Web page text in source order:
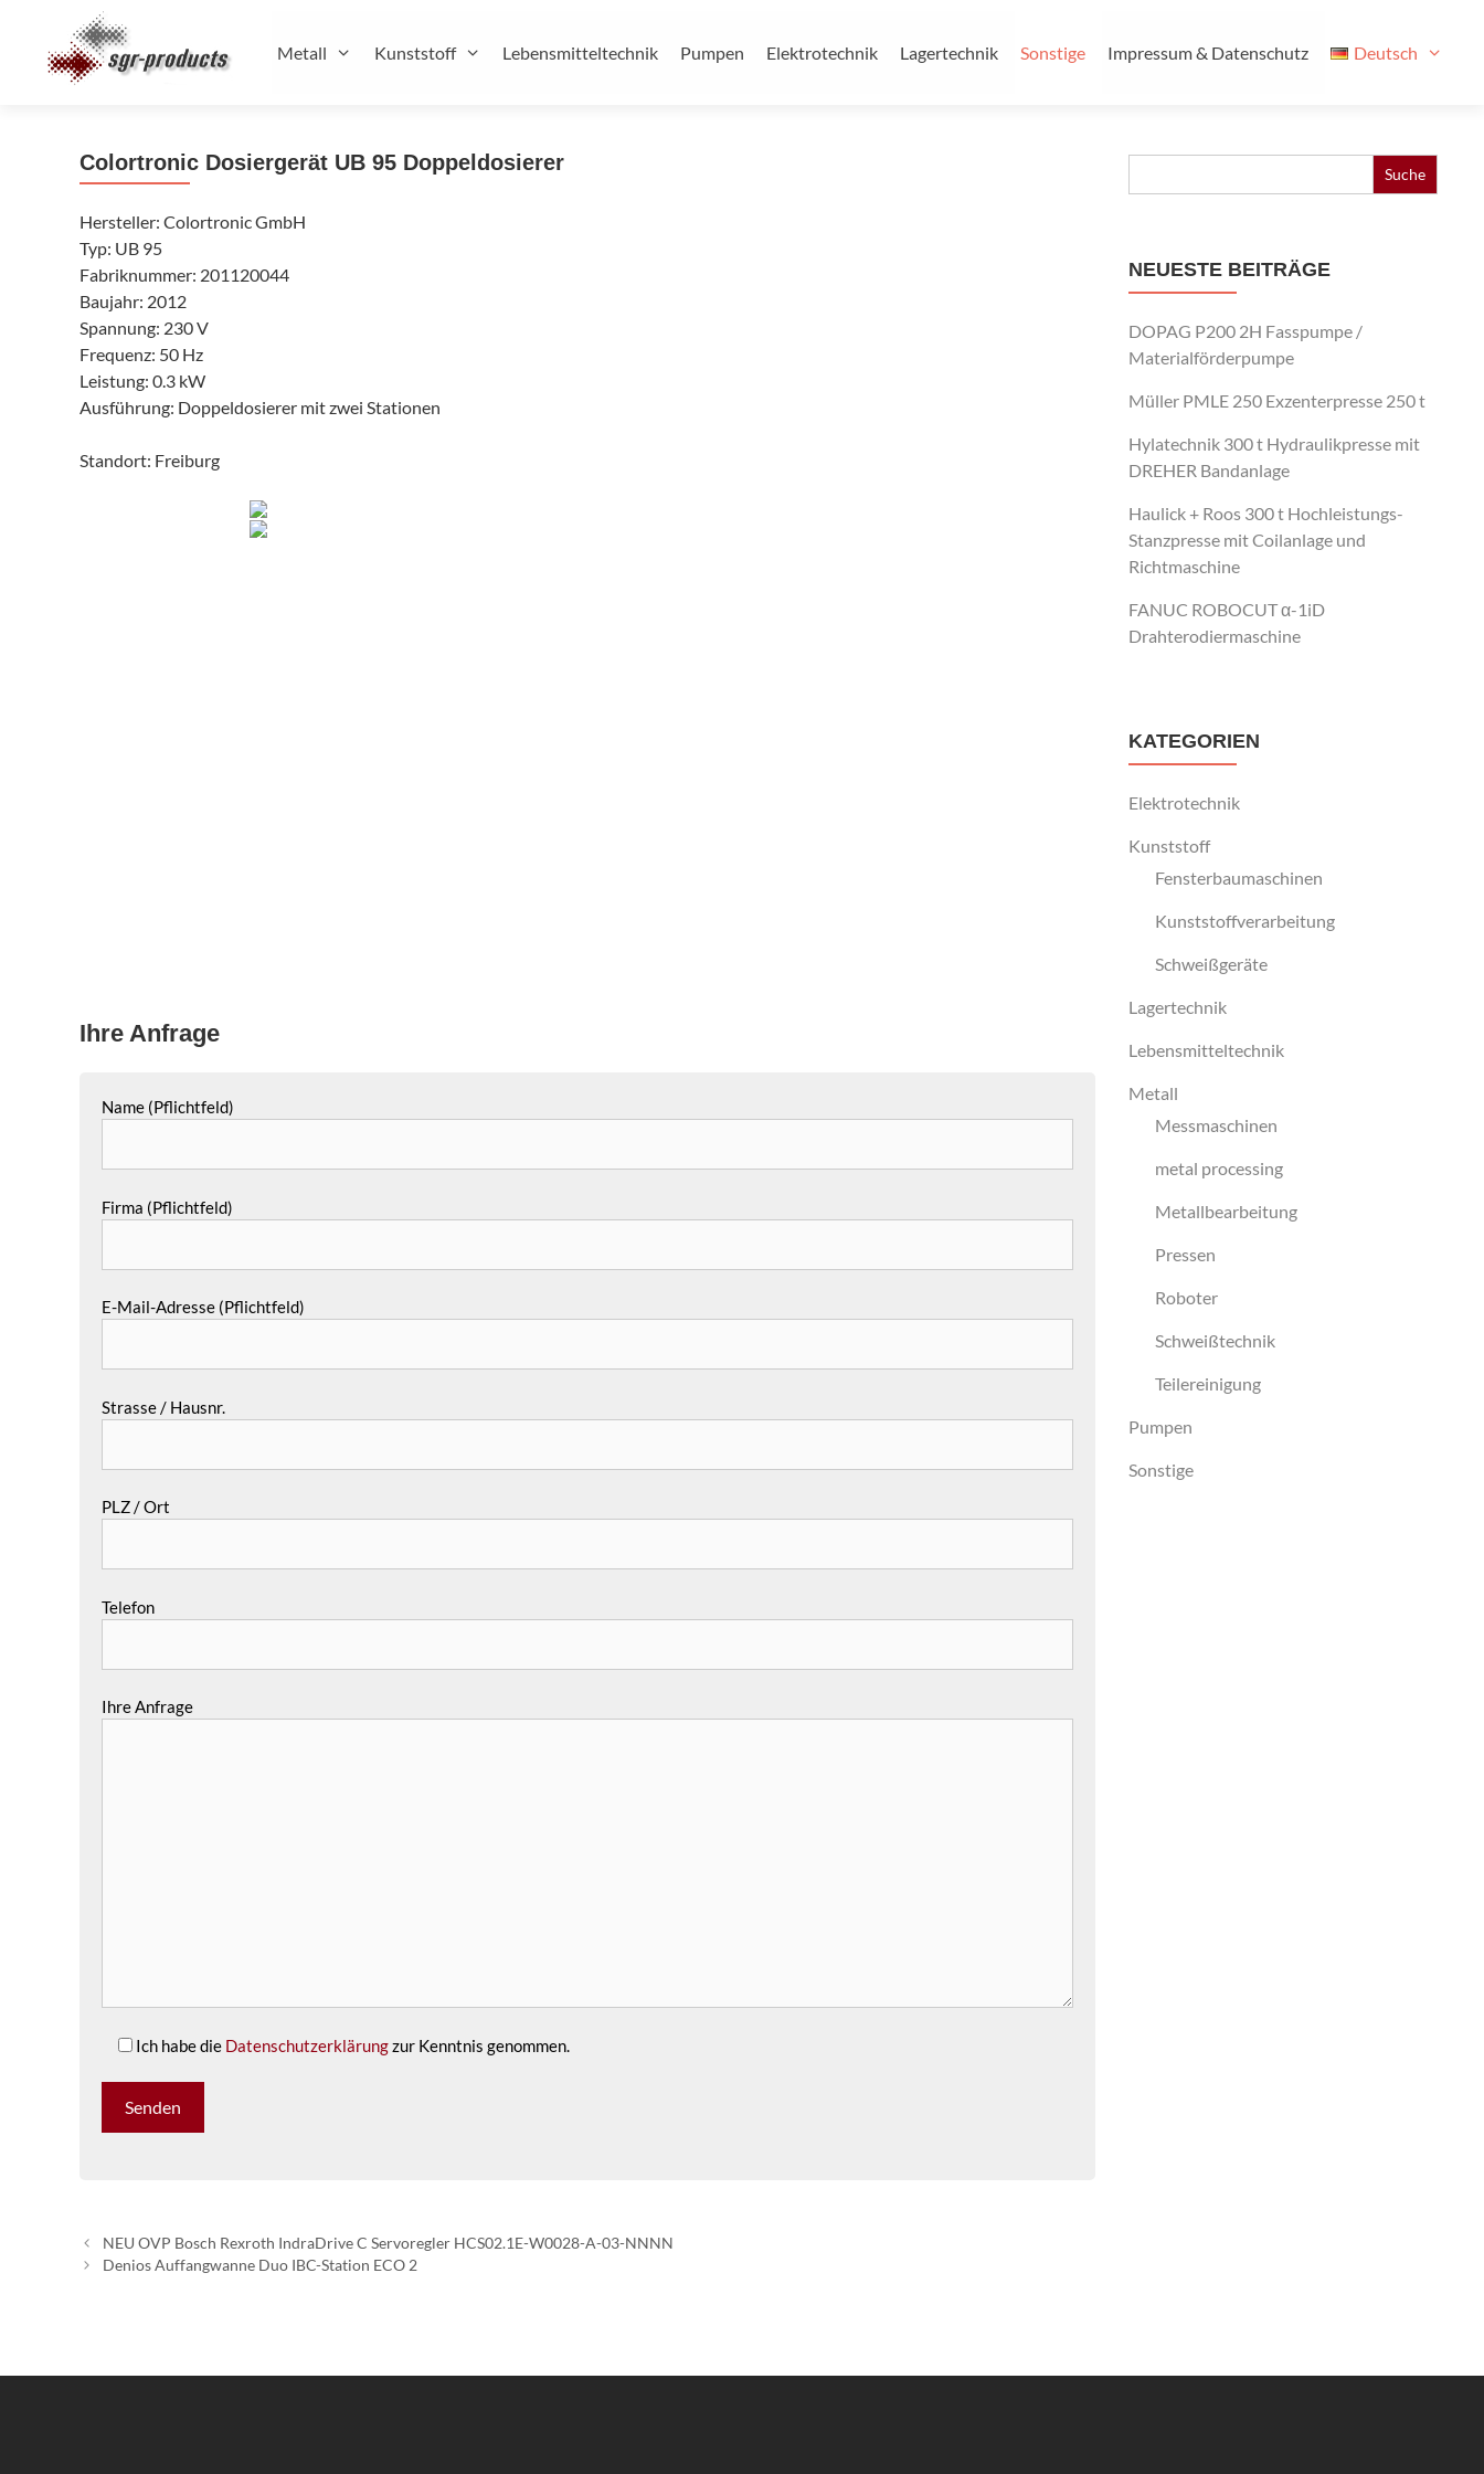
springen
Metall Kunststoff Lebensmitteltechnik Pumpen Elektrotechnik Lagertechnik Sonstige Impressum & Datenschutz Deutsch
Colortronic Dosiergerät UB 95 Doppeldosierer
Hersteller: Colortronic GmbH
Typ: UB 95
Fabriknummer: 201120044
Baujahr: 2012
Spannung: 230 V
Frequenz: 50 Hz
Leistung: 0.3 kW
Ausführung: Doppeldosierer mit zwei Stationen
Standort: Freiburg
Ihre Anfrage
Name (Pflichtfeld)
Firma (Pflichtfeld)
E-Mail-Adresse (Pflichtfeld)
Strasse / Hausnr.
PLZ / Ort
Telefon
Ihre Anfrage
Ich habe die Datenschutzerklärungzur Kenntnis genommen.
NEU OVP Bosch Rexroth IndraDrive C Servoregler HCS02.1E-W0028-A-03-NNNN
Denios Auffangwanne Duo IBC-Station ECO 2
Search
NEUESTE BEITRÄGE
DOPAG P200 2H Fasspumpe /
Materialförderpumpe
Müller PMLE 250 Exzenterpresse 250 t
Hylatechnik 300 t Hydraulikpresse mit
DREHER Bandanlage
Haulick + Roos 300 t Hochleistungs-
Stanzpresse mit Coilanlage und
Richtmaschine
FANUC ROBOCUT α-1iD
Drahterodiermaschine
KATEGORIEN
Elektrotechnik
Kunststoff
Fensterbaumaschinen
Kunststoffverarbeitung
Schweißgeräte
Lagertechnik
Lebensmitteltechnik
Metall
Messmaschinen
metal processing
Metallbearbeitung
Pressen
Roboter
Schweißtechnik
Teilereinigung
Pumpen
Sonstige